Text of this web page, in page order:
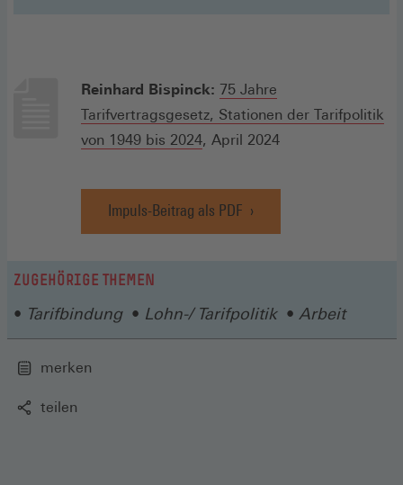
Reinhard Bispinck: 75 Jahre
Tarifvertragsgesetz, Stationen der Tarifpolitik
von 1949 bis 2024(Öffnet
einem
neuen
Fenster)
, April 2024
Impuls-Beitrag als PDF
(Öffnet
in
ZUGEHÖRIGE THEMEN
Tarifbindung Lohn-/ Tarifpolitik Arbeit
merken
teilen